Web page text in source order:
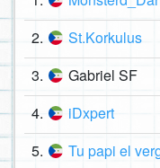
2. St.Korkulus
3. Gabriel SF
4. iDxpert
5. Tu papi el